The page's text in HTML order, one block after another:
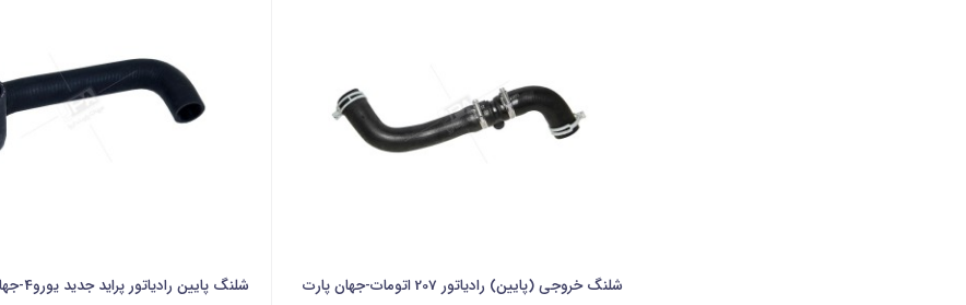
شلنگ خروجی (پایین) رادیاتور 207 اتومات-جهان پارت شلنگ پایین رادیاتور پراید جدید یورو4-جهان پارت